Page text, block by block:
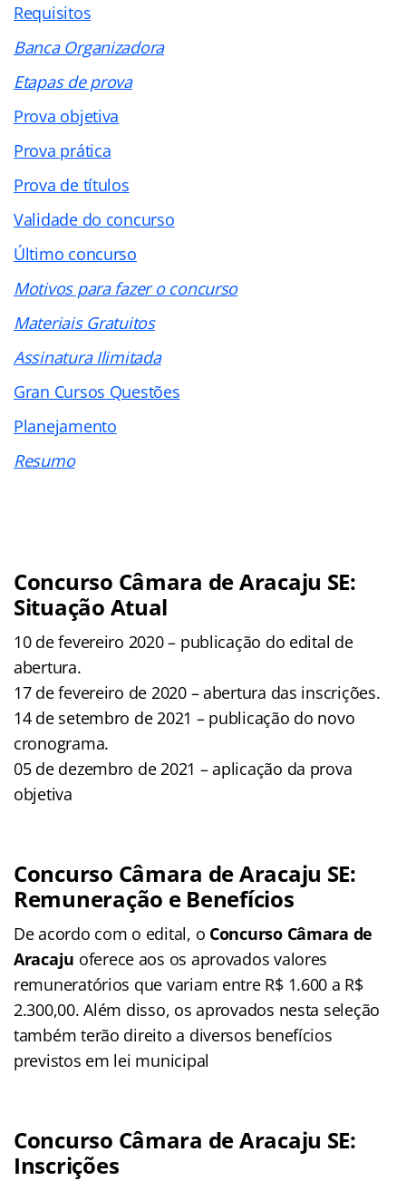
Requisitos
Banca Organizadora
Etapas de prova
Prova objetiva
Prova prática
Prova de títulos
Validade do concurso
Último concurso
Motivos para fazer o concurso
Materiais Gratuitos
Assinatura Ilimitada
Gran Cursos Questões
Planejamento
Resumo
Concurso Câmara de Aracaju SE:
Situação Atual
10 de fevereiro 2020 – publicação do edital de
abertura.
17 de fevereiro de 2020 – abertura das inscrições.
14 de setembro de 2021 – publicação do novo
cronograma.
05 de dezembro de 2021 – aplicação da prova
objetiva
Concurso Câmara de Aracaju SE:
Remuneração e Benefícios
De acordo com o edital, o Concurso Câmara de
Aracaju oferece aos os aprovados valores
remuneratórios que variam entre R$ 1.600 a R$
2.300,00. Além disso, os aprovados nesta seleção
também terão direito a diversos benefícios
previstos em lei municipal
Concurso Câmara de Aracaju SE:
Inscrições